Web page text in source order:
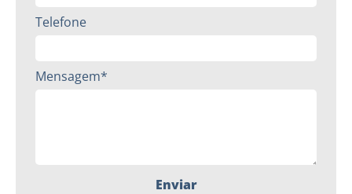
Telefone
Mensagem*
Enviar